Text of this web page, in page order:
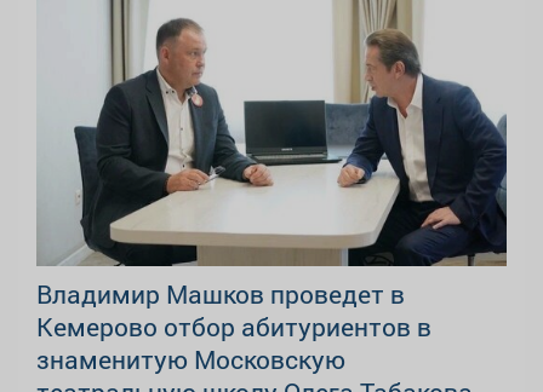
Владимир Машков проведет в
Кемерово отбор абитуриентов в
знаменитую Московскую